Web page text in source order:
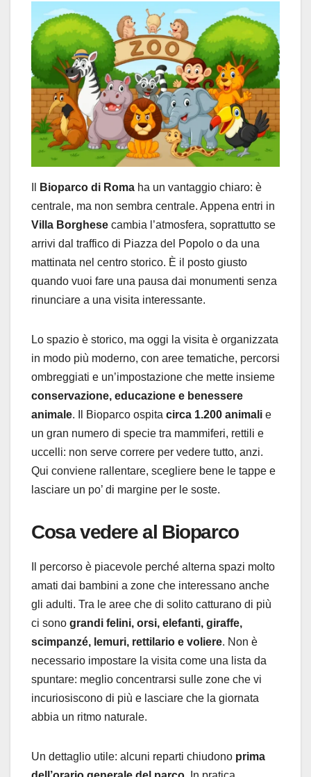
Bioparco di Roma ha un vantaggio chiaro: è
centrale, ma non sembra centrale. Appena entri in
Villa Borghese cambia l’atmosfera, soprattutto se
arrivi dal traffico di Piazza del Popolo o da una
mattinata nel centro storico. È il posto giusto
quando vuoi fare una pausa dai monumenti senza
rinunciare a una visita interessante.
Lo spazio è storico, ma oggi la visita è organizzata
in modo più moderno, con aree tematiche, percorsi
ombreggiati e un’impostazione che mette insieme
conservazione, educazione e benessere
animale. Il Bioparco ospita circa 1.200 animali e
un gran numero di specie tra mammiferi, rettili e
uccelli: non serve correre per vedere tutto, anzi.
Qui conviene rallentare, scegliere bene le tappe e
lasciare un po’ di margine per le soste.
Cosa vedere al Bioparco
Il percorso è piacevole perché alterna spazi molto
amati dai bambini a zone che interessano anche
gli adulti. Tra le aree che di solito catturano di più
ci sono grandi felini, orsi, elefanti, giraffe,
scimpanzé, lemuri, rettilario e voliere. Non è
necessario impostare la visita come una lista da
spuntare: meglio concentrarsi sulle zone che vi
incuriosiscono di più e lasciare che la giornata
abbia un ritmo naturale.
Un dettaglio utile: alcuni reparti chiudono prima